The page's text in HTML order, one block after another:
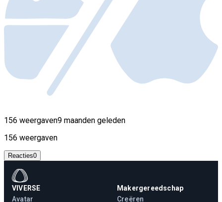
156 weergaven9 maanden geleden
156 weergaven
Reacties0
VIVERSE
Avatar
Makergereedschap
Creëren